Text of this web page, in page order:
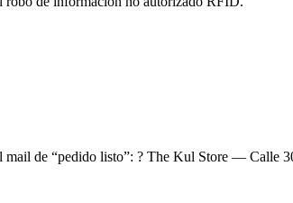
mail de “pedido listo”: ? The Kul Store — Calle